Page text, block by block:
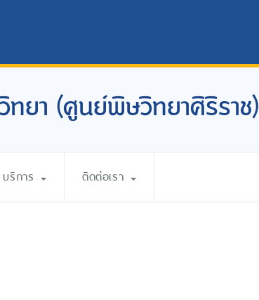
ทยา (ศูนย์พิษวิทยาศิริราช)
บริการ ติดต่อเรา